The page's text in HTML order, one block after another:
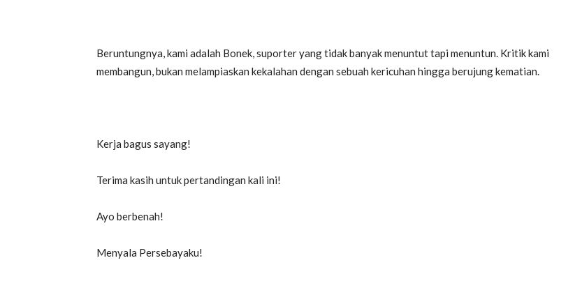
Beruntungnya, kami adalah Bonek, suporter yang tidak banyak menuntut tapi menuntun. Kritik kami
membangun, bukan melampiaskan kekalahan dengan sebuah kericuhan hingga berujung kematian.
Kerja bagus sayang!
Terima kasih untuk pertandingan kali ini!
Ayo berbenah!
Menyala Persebayaku!